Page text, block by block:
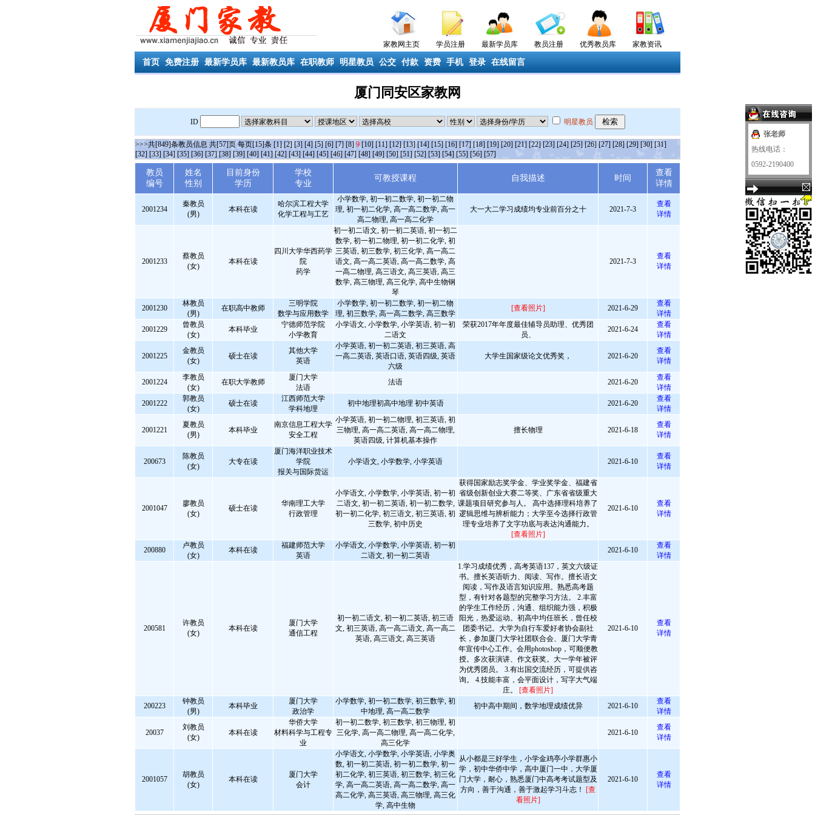
家教网主页 学员注册 最新学员库 教员注册 优秀教员库 家教资讯
首页 免费注册 最新学员库 最新教员库 在职教师 明星教员 公交 付款 资费 手机 登录 在线留言
厦门同安区家教网
ID 明星教员
>>>共[849]条教员信息 共[57]页 每页[15]条 [1] [2] [3] [4] [5] [6] [7] [8] 9 [10] [11] [12] [13] [14] [15] [16] [17] [18] [19] [20] [21] [22] [23] [24] [25] [26] [27] [28] [29] [30] [31]
[32] [33] [34] [35] [36] [37] [38] [39] [40] [41] [42] [43] [44] [45] [46] [47] [48] [49] [50] [51] [52] [53] [54] [55] [56] [57]
教员
编号
姓名
性别
目前身份
学历
学校
专业
可教授课程 自我描述 时间
查看
详情
2001234
秦教员
(男)
本科在读
哈尔滨工程大学
化学工程与工艺
小学数学, 初一初二数学, 初一初二物
理, 初一初二化学, 高一高二数学, 高一
高二物理, 高一高二化学
大一大二学习成绩均专业前百分之十 2021-7-3
查看
详情
2001233
蔡教员
(女)
本科在读
四川大学华西药学
院
药学
初一初二语文, 初一初二英语, 初一初二
数学, 初一初二物理, 初一初二化学, 初
三英语, 初三数学, 初三化学, 高一高二
语文, 高一高二英语, 高一高二数学, 高
一高二物理, 高三语文, 高三英语, 高三
数学, 高三物理, 高三化学, 高中生物钢
琴
2021-7-3
查看
详情
2001230
林教员
(男)
在职高中教师
三明学院
数学与应用数学
小学数学, 初一初二数学, 初一初二物
理, 初三数学, 高一高二数学, 高三数学
[查看照片] 2021-6-29
查看
详情
2001229
曾教员
(女)
本科毕业
宁德师范学院
小学教育
小学语文, 小学数学, 小学英语, 初一初
二语文
荣获2017年年度最佳辅导员助理、优秀团
员、
2021-6-24
查看
详情
2001225
金教员
(女)
硕士在读
其他大学
英语
小学英语, 初一初二英语, 初三英语, 高
一高二英语, 英语口语, 英语四级, 英语
六级
大学生国家级论文优秀奖， 2021-6-20
查看
详情
2001224
李教员
(女)
在职大学教师
厦门大学
法语
法语 2021-6-20
查看
详情
2001222
郭教员
(女)
硕士在读
江西师范大学
学科地理
初中地理初高中地理 初中英语 2021-6-20
查看
详情
2001221
夏教员
(男)
本科毕业
南京信息工程大学
安全工程
小学英语, 初一初二物理, 初三英语, 初
三物理, 高一高二英语, 高一高二物理,
英语四级, 计算机基本操作
擅长物理 2021-6-18
查看
详情
200673
陈教员
(女)
大专在读
厦门海洋职业技术
学院
报关与国际货运
小学语文, 小学数学, 小学英语 2021-6-10
查看
详情
2001047
廖教员
(女)
硕士在读
华南理工大学
行政管理
小学语文, 小学数学, 小学英语, 初一初
二语文, 初一初二英语, 初一初二数学,
初一初二化学, 初三语文, 初三英语, 初
三数学, 初中历史
获得国家励志奖学金、学业奖学金、福建省
省级创新创业大赛二等奖、广东省省级重大
课题项目研究参与人。 高中选择理科培养了
逻辑思维与辨析能力；大学至今选择行政管
理专业培养了文字功底与表达沟通能力。
[查看照片]
2021-6-10
查看
详情
200880
卢教员
(女)
本科在读
福建师范大学
英语
小学语文, 小学数学, 小学英语, 初一初
二语文, 初一初二英语
2021-6-10
查看
详情
200581
许教员
(女)
本科在读
厦门大学
通信工程
初一初二语文, 初一初二英语, 初三语
文, 初三英语, 高一高二语文, 高一高二
英语, 高三语文, 高三英语
1.学习成绩优秀，高考英语137，英文六级证
书。擅长英语听力、阅读、写作。擅长语文
阅读，写作及语言知识应用。熟悉高考题
型，有针对各题型的完整学习方法。 2.丰富
的学生工作经历，沟通、组织能力强，积极
阳光，热爱运动。初高中均任班长，曾任校
团委书记。大学为自行车爱好者协会副社
长，参加厦门大学社团联合会、厦门大学青
年宣传中心工作。会用photoshop，可顺便教
授。多次获演讲、作文获奖。大一学年被评
为优秀团员。 3.有出国交流经历，可提供咨
询。 4.技能丰富，会平面设计，写字大气端
庄。 [查看照片]
2021-6-10
查看
详情
200223
钟教员
(男)
本科毕业
厦门大学
政治学
小学数学, 初一初二数学, 初三数学, 初
中地理, 高一高二数学
初中高中期间，数学地理成绩优异 2021-6-10
查看
详情
20037
刘教员
(女)
本科在读
华侨大学
材料科学与工程专
业
初一初二数学, 初三数学, 初三物理, 初
三化学, 高一高二物理, 高一高二化学,
高三化学
2021-6-10
查看
详情
2001057
胡教员
(女)
本科在读
厦门大学
会计
小学语文, 小学数学, 小学英语, 小学奥
数, 初一初二英语, 初一初二数学, 初一
初二化学, 初三英语, 初三数学, 初三化
学, 高一高二英语, 高一高二数学, 高一
高二化学, 高三英语, 高三物理, 高三化
学, 高中生物
从小都是三好学生，小学金鸡亭小学群惠小
学，初中华侨中学，高中厦门一中，大学厦
门大学，耐心，熟悉厦门中高考考试题型及
方向，善于沟通，善于激起学习斗志！ [查
看照片]
2021-6-10
查看
详情
张老师
热线电话：
0592-2190400